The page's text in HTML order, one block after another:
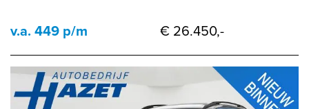
v.a. 449 p/m € 26.450,-